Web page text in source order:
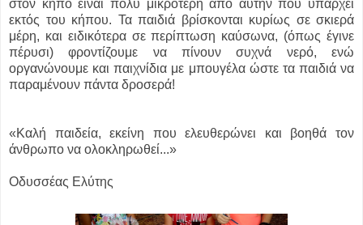
στον κήπο είναι πολύ μικρότερη από αυτήν που υπάρχει
εκτός του κήπου. Τα παιδιά βρίσκονται κυρίως σε σκιερά
μέρη, και ειδικότερα σε περίπτωση καύσωνα, (όπως έγινε
πέρυσι) φροντίζουμε να πίνουν συχνά νερό, ενώ
οργανώνουμε και παιχνίδια με μπουγέλα ώστε τα παιδιά να
παραμένουν πάντα δροσερά!
«Καλή παιδεία, εκείνη που ελευθερώνει και βοηθά τον
άνθρωπο να ολοκληρωθεί...»
Οδυσσέας Ελύτης